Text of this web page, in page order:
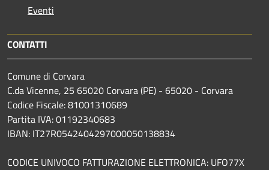
Eventi
CONTATTI
Comune di Corvara
C.da Vicenne, 25 65020 Corvara (PE) - 65020 - Corvara
Codice Fiscale: 81001310689
Partita IVA: 01192340683
IBAN: IT27R0542404297000050138834
CODICE UNIVOCO FATTURAZIONE ELETTRONICA: UFO77X